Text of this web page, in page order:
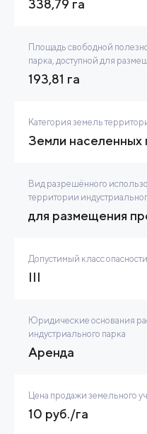
338,79 га
Площадь свободной
парка, доступной для
193,81 га
Категория земель
Земли населенных
Вид разрешённого
территории
для размещения
Допустимый класс
III
Юридические основания
индустриального парка
Аренда
Цена продажи земельного
10 руб./га